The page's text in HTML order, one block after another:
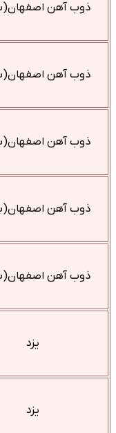
ذوب آهن
ذوب آهن
ذوب آهن
ذوب آهن
ذوب آهن
یزد
یزد